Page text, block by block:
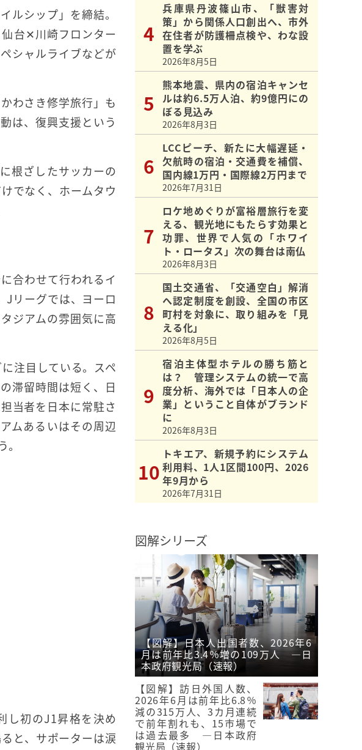
ルシップ」を締結。
台✕川崎フロンター
シャルライブなどが
わさき修学旅行」も
は、復興支援という
根ざしたサッカーの
でなく、ホームタウ
合わせて行われるイ
Jリーグでは、ヨーロ
ジアムの雰囲気に高
注目している。スペ
滞留時間は短く、日
当者を日本に常駐さ
ムあるいはその周辺
し初のJ1昇格を決め
と、サポーターは涙
兵庫県丹波篠山市、「獣害対
策」から関係人口創出へ、市外
在住者が防護柵点検や、わな設
置を学ぶ
2026年8月5日
熊本地震、県内の宿泊キャンセ
ルは約6.5万人泊、約9億円にの
ぼる見込み
2026年8月3日
LCCピーチ、新たに大幅遅延・
欠航時の宿泊・交通費を補償、
国内線1万円・国際線2万円まで
2026年7月31日
ロケ地めぐりが富裕層旅行を変
える、観光地にもたらす効果と
功罪、世界で人気の「ホワイ
ト・ロータス」次の舞台は南仏
2026年8月3日
国土交通省、「交通空白」解消
へ認定制度を創設、全国の市区
町村を対象に、取り組みを「見
える化」
2026年8月5日
宿泊主体型ホテルの勝ち筋と
は？ 管理システムの統一で高
度分析、海外では「日本人の企
業」ということ自体がブランド
に
2026年8月3日
トキエア、新規予約にシステム
利用料、1人1区間100円、2026
年9月から
2026年7月31日
図解シリーズ
【図解】日本人出国者数、2026年6
月は前年比3.4％増の109万人 ―日
本政府観光局（速報）
【図解】訪日外国人数、
2026年6月は前年比6.8％
減の315万人、3カ月連続
で前年割れも、15市場で
は過去最多 ―日本政府
観光局（速報）